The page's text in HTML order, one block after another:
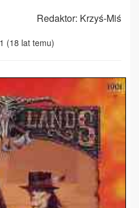
Redaktor: Krzyś-Miś
(18 lat temu)